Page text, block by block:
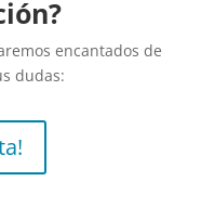
encantados de
dudas: